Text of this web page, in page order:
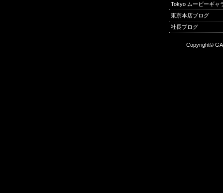
Tokyo ムービーギャ
東京本店ブログ
社長ブログ
Copyright©